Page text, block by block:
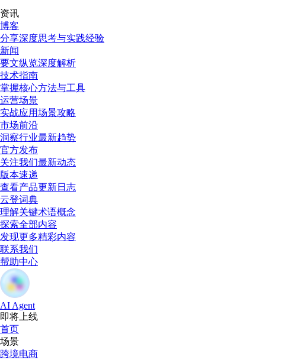
资讯
博客
分享深度思考与实践经验
新闻
要文纵览深度解析
技术指南
掌握核心方法与工具
运营场景
实战应用场景攻略
市场前沿
洞察行业最新趋势
官方发布
关注我们最新动态
版本速递
查看产品更新日志
云登词典
理解关键术语概念
探索全部内容
发现更多精彩内容
联系我们
帮助中心
AI Agent
即将上线
首页
场景
跨境电商